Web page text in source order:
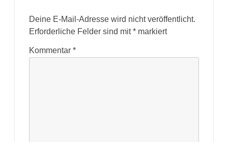
Deine E-Mail-Adresse wird nicht veröffentlicht.
Erforderliche Felder sind mit* markiert
Kommentar *